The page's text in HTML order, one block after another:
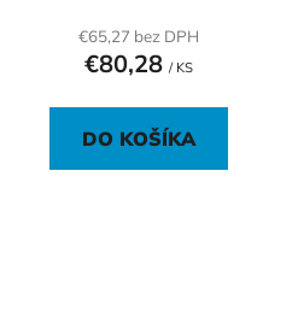
€65,27 bez DPH
€80,28 / KS
DO KOŠÍKA